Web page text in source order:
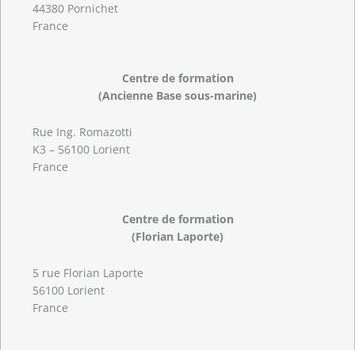
44380 Pornichet
France
Centre de formation
(Ancienne Base sous-marine)
Rue Ing. Romazotti
K3 – 56100 Lorient
France
Centre de formation
(Florian Laporte)
5 rue Florian Laporte
56100 Lorient
France